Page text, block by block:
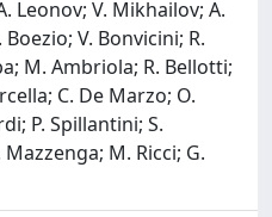
Leonov; V. Mikhailov; A.
V. Bonvicini; R.
M. Ambriola; R. Bellotti;
C. De Marzo; O.
P. Spillantini; S.
M. Ricci; G.